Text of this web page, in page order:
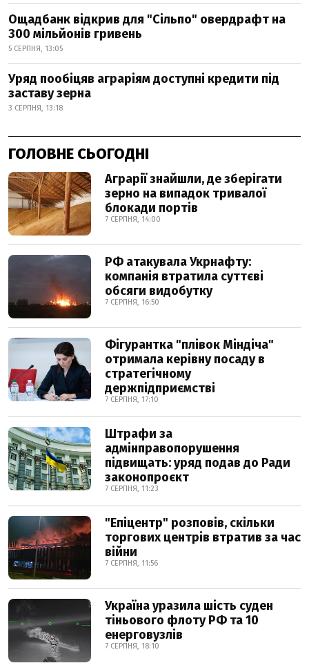
Ощадбанк відкрив для "Сільпо" овердрафт на
300 мільйонів гривень
5 СЕРПНЯ, 13:05
Уряд пообіцяв аграріям доступні кредити під
заставу зерна
3 СЕРПНЯ, 13:18
ГОЛОВНЕ СЬОГОДНІ
Аграрії знайшли, де зберігати
зерно на випадок тривалої
блокади портів
7 СЕРПНЯ, 14:00
РФ атакувала Укрнафту:
компанія втратила суттєві
обсяги видобутку
7 СЕРПНЯ, 16:50
Фігурантка "плівок Міндіча"
отримала керівну посаду в
стратегічному
держпідприємстві
7 СЕРПНЯ, 17:10
Штрафи за
адмінправопорушення
підвищать: уряд подав до Ради
законопроєкт
7 СЕРПНЯ, 11:23
"Епіцентр" розповів, скільки
торгових центрів втратив за час
війни
7 СЕРПНЯ, 11:56
Україна уразила шість суден
тіньового флоту РФ та 10
енерговузлів
7 СЕРПНЯ, 18:10